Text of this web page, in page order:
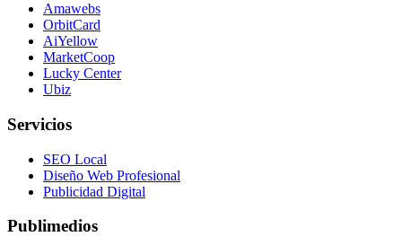
Amawebs
OrbitCard
AiYellow
MarketCoop
Lucky Center
Ubiz
Servicios
SEO Local
Diseño Web Profesional
Publicidad Digital
Publimedios